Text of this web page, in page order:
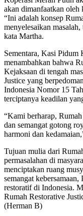
akan dimanfaatkan oleh
“Ini adalah konsep
menyelesaikan
kata Martha.
Sementara, Kasi
menambahkan bahwa
Kejaksaan di tengah
Justice yang
Indonesia Nomor 15
terciptanya keadilan
“Kami berharap,
dan semangat gotong
harmoni dan
Tujuan mulia dari
permasalahan di
menciptakan ruang
semangat
restoratif di Indonesia.
Rumah Restorative
(Herman B)